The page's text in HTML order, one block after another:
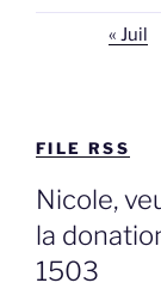
« Juil
FILE RSS
Nicole,
la
1503